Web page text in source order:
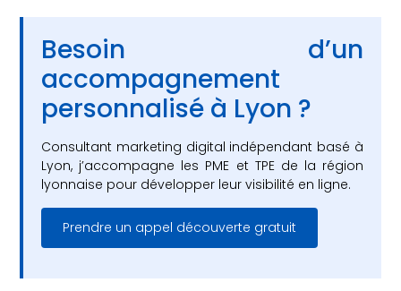
Besoin d’un
accompagnement
personnalisé à Lyon ?
Consultant marketing digital indépendant basé à
Lyon, j’accompagne les PME et TPE de la région
lyonnaise pour développer leur visibilité en ligne.
Prendre un appel découverte gratuit